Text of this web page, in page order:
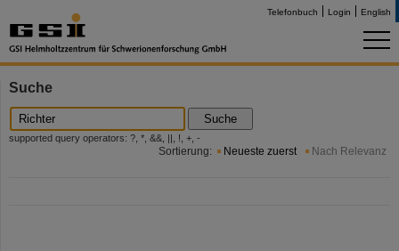
Telefonbuch Login English
Suche
Suche
supported query operators: ?, *, &&, ||, !, +, -
Sortierung: Neueste zuerst Nach Relevanz